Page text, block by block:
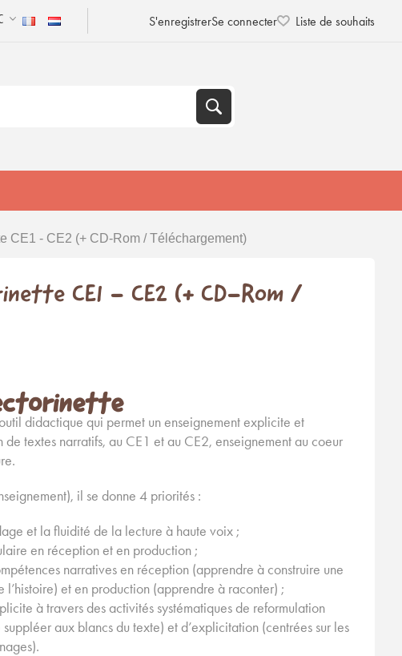
S'enregistrerSe connecter Liste de souhaits
CE1 - CE2 (+ CD-Rom / Téléchargement)
CE1 - CE2 (+ CD-Rom /
didactique qui permet un enseignement explicite et
textes narratifs, au CE1 et au CE2, enseignement au coeur
il se donne 4 priorités :
et la fluidité de la lecture à haute voix ;
en réception et en production ;
narratives en réception (apprendre à construire une
l’histoire) et en production (apprendre à raconter) ;
à travers des activités systématiques de reformulation
aux blancs du texte) et d’explicitation (centrées sur les